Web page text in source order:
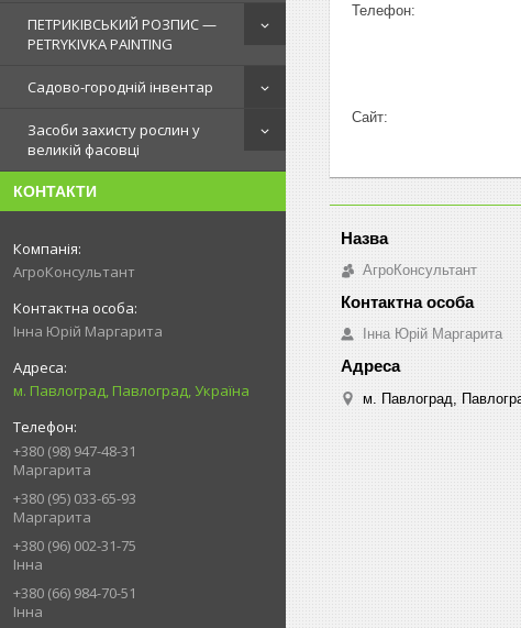
ПЕТРИКІВСЬКИЙ РОЗПИС —
PETRYKIVKA PAINTING
Садово-городній інвентар
Засоби захисту рослин у
великій фасовці
КОНТАКТИ
АгроКонсультант
Інна Юрій Маргарита
м. Павлоград, Павлоград, Україна
+380 (98) 947-48-31
Маргарита
+380 (95) 033-65-93
Маргарита
+380 (96) 002-31-75
Інна
+380 (66) 984-70-51
Інна
АгроКонсультант
Інна Юрій Маргарита
м. Павлоград,